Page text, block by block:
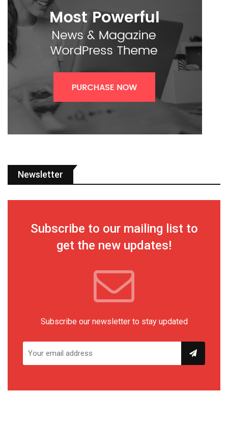
Newsletter
Subscribe to our mailing list to
get the new updates!
Subscribe our newsletter to stay updated